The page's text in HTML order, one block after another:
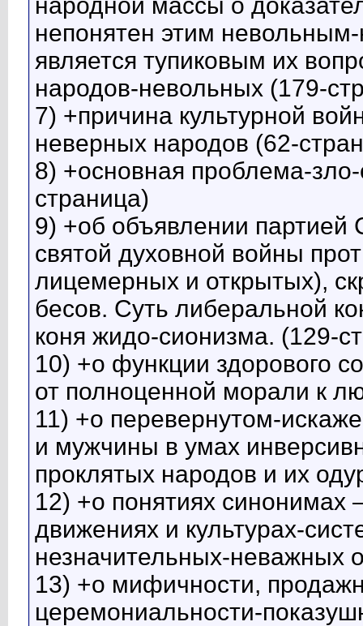
народной массы о
непонятен этим
является тупиковым их
народов-невольных (179-
7) +причина культурной
неверных народов (62-
8) +основная проблема-
страница)
9) +об объявлении партией
святой духовной войны
лицемерных и открытых),
бесов. Суть либеральной
коня жидо-сионизма. (129-
10) +о функции здорового
от полноценной морали к
11) +о перевернутом-
и мужчины в умах
проклятых народов и их
12) +о понятиях синонимах
движениях и культурах-
незначительных-неважных
13) +о мифичности,
церемониальности-